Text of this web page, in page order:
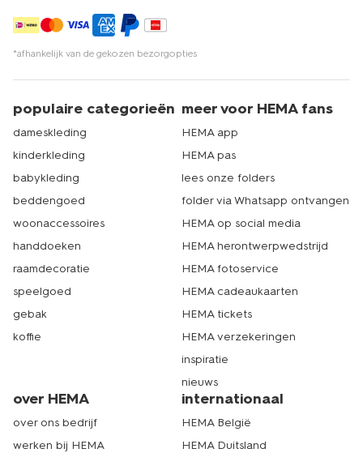
*afhankelijk van de gekozen bezorgopties
populaire categorieën
dameskleding
kinderkleding
babykleding
beddengoed
woonaccessoires
handdoeken
raamdecoratie
speelgoed
gebak
koffie
meer voor HEMA fans
HEMA app
HEMA pas
lees onze folders
folder via Whatsapp ontvangen
HEMA op social media
HEMA herontwerpwedstrijd
HEMA fotoservice
HEMA cadeaukaarten
HEMA tickets
HEMA verzekeringen
inspiratie
nieuws
over HEMA
over ons bedrijf
werken bij HEMA
internationaal
HEMA België
HEMA Duitsland